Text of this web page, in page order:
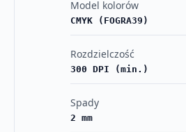
Model kolorów
CMYK (FOGRA39)
Rozdzielczość
300 DPI (min.)
Spady
2 mm